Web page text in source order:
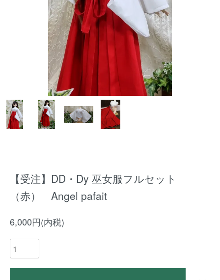
【受注】DD・Dy 巫女服フルセット
（赤） Angel pafait
6,000円(内税)